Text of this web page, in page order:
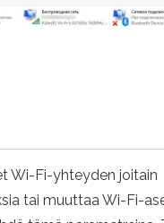
Wi-Fi-yhteyden joitain
tai muuttaa Wi-Fi-